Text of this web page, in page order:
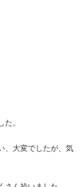
。
、大変でしたが、気